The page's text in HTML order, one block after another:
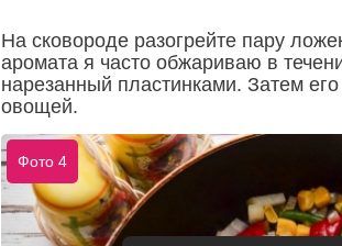
На сковороде разогрейте пару
аромата я часто обжариваю в
нарезанный пластинками. Затем
овощей.
Фото 4